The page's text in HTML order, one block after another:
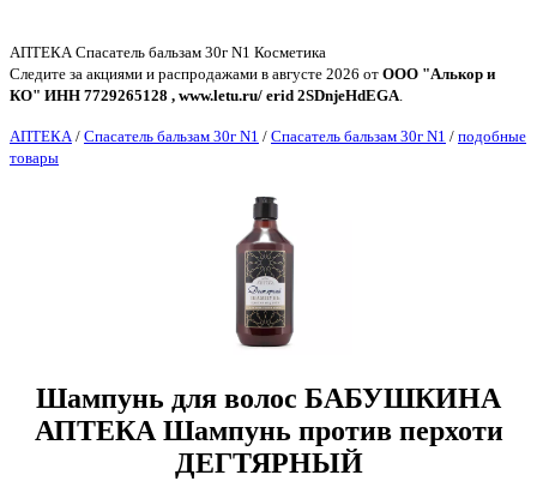
АПТЕКА Спасатель бальзам 30г N1 Косметика
Следите за акциями и распродажами в августе 2026 от ООО "Алькор и
КО" ИНН 7729265128 , www.letu.ru/ erid 2SDnjeHdEGA
АПТЕКА / Спасатель бальзам 30г N1 / Спасатель бальзам 30г N1 / подобные
товары
Шампунь для волос БАБУШКИНА
АПТЕКА Шампунь против перхоти
ДЕГТЯРНЫЙ